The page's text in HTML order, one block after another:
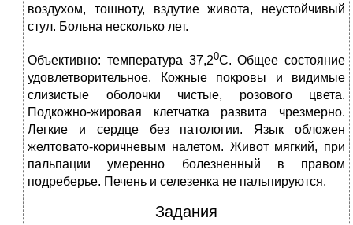
воздухом, тошноту, вздутие живота, неустойчивый
стул. Больна несколько лет.
Объективно: температура 37,20С. Общее состояние
удовлетворительное. Кожные покровы и видимые
слизистые оболочки чистые, розового цвета.
Подкожно-жировая клетчатка развита чрезмерно.
Легкие и сердце без патологии. Язык обложен
желтовато-коричневым налетом. Живот мягкий, при
пальпации умеренно болезненный в правом
подреберье. Печень и селезенка не пальпируются.
Задания